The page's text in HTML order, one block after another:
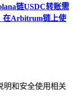
链USDC转账需
在Arbitrum链上使
明和安全使用相关